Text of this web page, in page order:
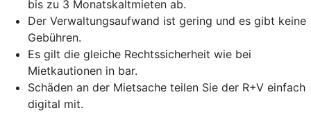
bis zu 3 Monatskaltmieten ab.
Der Verwaltungsaufwand ist gering und es gibt keine
Gebühren.
Es gilt die gleiche Rechtssicherheit wie bei
Mietkautionen in bar.
Schäden an der Mietsache teilen Sie der R+V einfach
digital mit.